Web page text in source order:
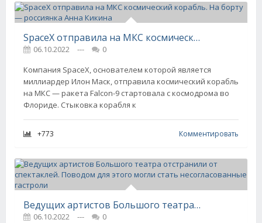
SpaceX отправила на МКС космический корабль. На борту — россиянка Анна Кикина
06.10.2022 ---
0
Компания SpaceX, основателем которой является
миллиардер Илон Маск, отправила космический корабль
на МКС — ракета Falcon-9 стартовала с космодрома во
Флориде. Стыковка корабля к
+773 Комментировать
Ведущих артистов Большого театра отстранили от спектаклей. Поводом для этого могли стать несогласованные гастроли
06.10.2022 ---
0